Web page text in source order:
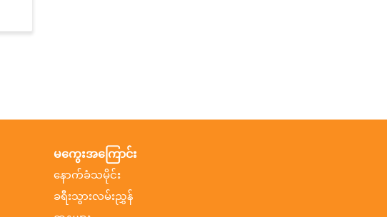
မကွေးအကြောင်း
နောက်ခံသမိုင်း
ခရီးသွားလမ်းညွှန်